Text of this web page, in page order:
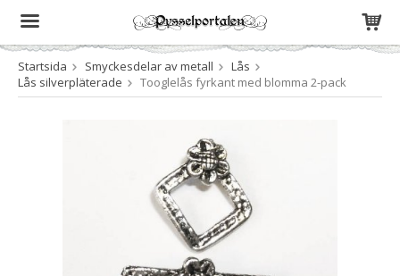
Produkten har blivit tillagd i varukorgen
Startsida Smyckesdelar av metall
Lås
Lås silverpläterade
Tooglelås fyrkant med blomma 2-pack